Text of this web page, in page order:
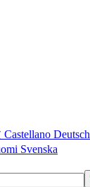
Castellano Deutsch
Svenska